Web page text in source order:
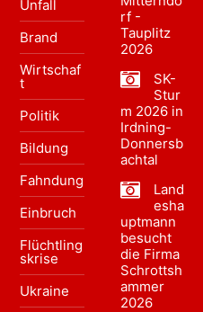
Unfall
Brand
Wirtschaf
t
Politik
Bildung
Fahndung
Einbruch
Flüchtling
skrise
Ukraine
rf -
Tauplitz
2026
SK-
Stur
m 2026 in
Irdning-
Donnersb
achtal
Land
esha
uptmann
besucht
die Firma
Schrottsh
ammer
2026